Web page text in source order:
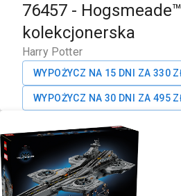
76457 -
kolekcjonerska
Harry Potter
WYPOŻYCZ NA 15 DNI ZA 330
WYPOŻYCZ NA 30 DNI ZA 495